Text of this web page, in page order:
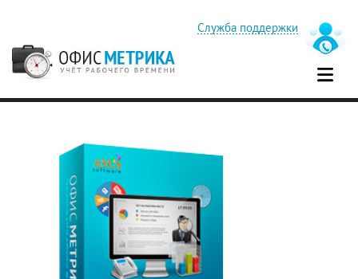
Служба поддержки